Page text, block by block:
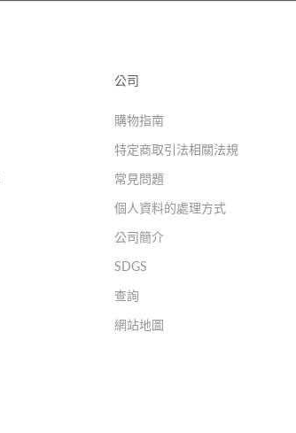
公司
購物指南
特定商取引法相關法規
常見問題
個人資料的處理方式
公司簡介
SDGS
查詢
網站地圖